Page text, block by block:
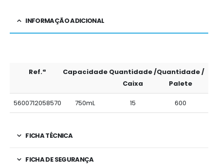
INFORMAÇÃO ADICIONAL
Ref.ª Capacidade Quantidade /
Caixa
Quantidade /
Palete
5600712058570 750mL 15 600
FICHA TÉCNICA
FICHA DE SEGURANÇA